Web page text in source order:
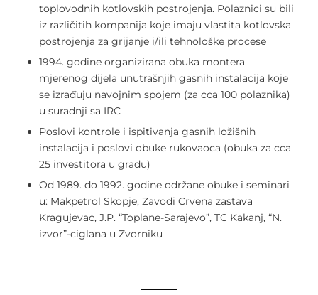
toplovodnih kotlovskih postrojenja. Polaznici su bili
iz različitih kompanija koje imaju vlastita kotlovska
postrojenja za grijanje i/ili tehnološke procese
1994. godine organizirana obuka montera
mjerenog dijela unutrašnjih gasnih instalacija koje
se izrađuju navojnim spojem (za cca 100 polaznika)
u suradnji sa IRC
Poslovi kontrole i ispitivanja gasnih ložišnih
instalacija i poslovi obuke rukovaoca (obuka za cca
25 investitora u gradu)
Od 1989. do 1992. godine održane obuke i seminari
u: Makpetrol Skopje, Zavodi Crvena zastava
Kragujevac, J.P. “Toplane-Sarajevo”, TC Kakanj, “N.
izvor”-ciglana u Zvorniku